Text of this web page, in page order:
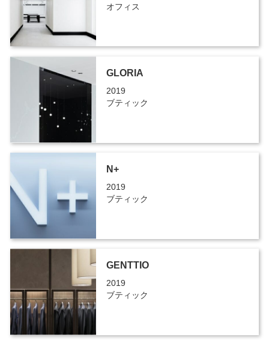
オフィス
GLORIA
2019
ブティック
N+
2019
ブティック
GENTTIO
2019
ブティック